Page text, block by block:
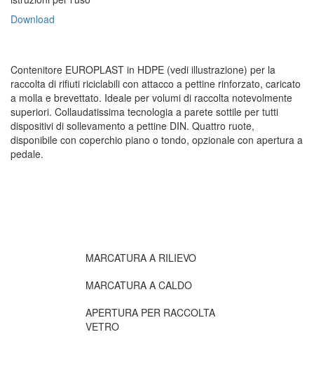
Download
Contenitore EUROPLAST in HDPE (vedi illustrazione) per la
raccolta di rifiuti riciclabili con attacco a pettine rinforzato, caricato
a molla e brevettato. Ideale per volumi di raccolta notevolmente
superiori. Collaudatissima tecnologia a parete sottile per tutti
dispositivi di sollevamento a pettine DIN. Quattro ruote,
disponibile con coperchio piano o tondo, opzionale con apertura a
pedale.
MARCATURA A RILIEVO
MARCATURA A CALDO
APERTURA PER RACCOLTA
VETRO